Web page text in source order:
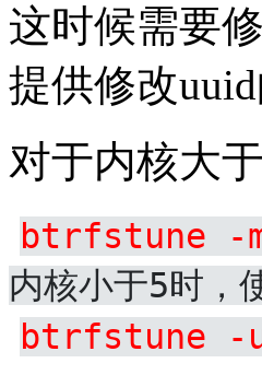
这时候需要
提供修改
对于内核大
btrfstune -
内核小于5时，
btrfstune -